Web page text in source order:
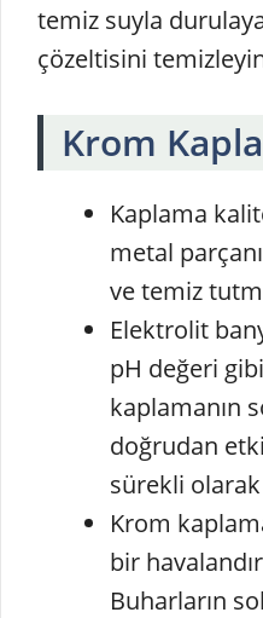
temiz suyla
çözeltisini
Krom
Kaplama
metal
ve temiz
Elektrolit
pH değeri
kaplamanın
doğrudan
sürekli
Krom
bir
Buharların